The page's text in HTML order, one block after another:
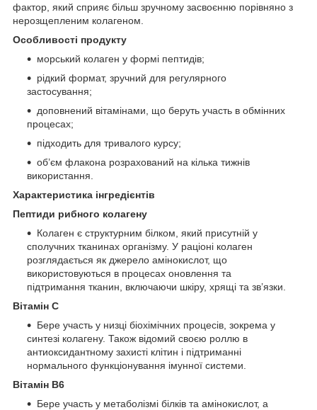
фактор, який сприяє більш зручному засвоєнню порівняно з
нерозщепленим колагеном.
Особливості продукту
морський колаген у формі пептидів;
рідкий формат, зручний для регулярного
застосування;
доповнений вітамінами, що беруть участь в обмінних
процесах;
підходить для тривалого курсу;
об’єм флакона розрахований на кілька тижнів
використання.
Характеристика інгредієнтів
Пептиди рибного колагену
Колаген є структурним білком, який присутній у
сполучних тканинах організму. У раціоні колаген
розглядається як джерело амінокислот, що
використовуються в процесах оновлення та
підтримання тканин, включаючи шкіру, хрящі та зв’язки.
Вітамін C
Бере участь у низці біохімічних процесів, зокрема у
синтезі колагену. Також відомий своєю роллю в
антиоксидантному захисті клітин і підтриманні
нормального функціонування імунної системи.
Вітамін B6
Бере участь у метаболізмі білків та амінокислот, а